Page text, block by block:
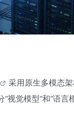
采用原生多模态
觉模型”和”语言